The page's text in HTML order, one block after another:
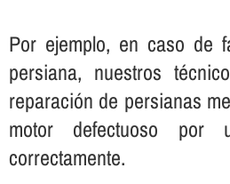
Por ejemplo, en caso de
persiana, nuestros
reparación de persianas
motor defectuoso por
correctamente.